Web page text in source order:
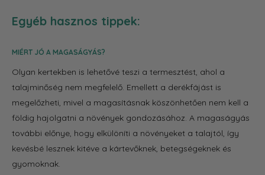
Egyéb hasznos tippek:
MIÉRT JÓ A MAGASÁGYÁS?
Olyan kertekben is lehetővé teszi a termesztést, ahol a
talajminőség nem megfelelő. Emellett a derékfájást is
megelőzheti, mivel a magasításnak köszönhetően nem kell a
földig hajolgatni a növények gondozásához. A magaságyás
további előnye, hogy elkülöníti a növényeket a talajtól, így
kevésbé lesznek kitéve a kártevőknek, betegségeknek és
gyomoknak.